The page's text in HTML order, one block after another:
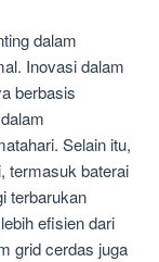
dalam
Inovasi dalam
berbasis
Selain itu,
termasuk baterai
terbarukan
efisien dari
grid cerdas juga